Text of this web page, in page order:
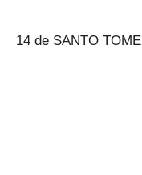
14 de SANTO TOME